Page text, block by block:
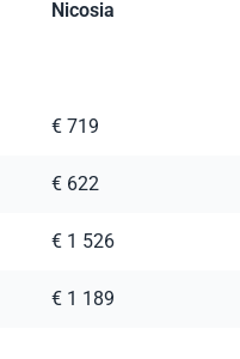
Nicosia
€ 719
€ 622
€ 1 526
€ 1 189